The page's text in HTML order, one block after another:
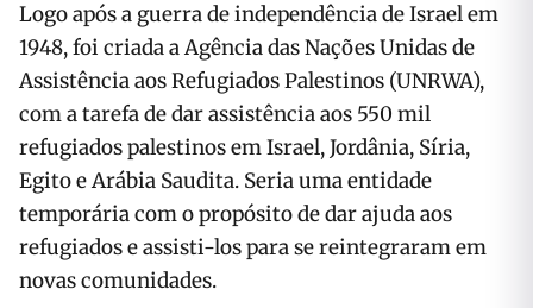
Logo após a guerra de independência de Israel em
1948, foi criada a Agência das Nações Unidas de
Assistência aos Refugiados Palestinos (UNRWA),
com a tarefa de dar assistência aos 550 mil
refugiados palestinos em Israel, Jordânia, Síria,
Egito e Arábia Saudita. Seria uma entidade
temporária com o propósito de dar ajuda aos
refugiados e assisti-los para se reintegraram em
novas comunidades.